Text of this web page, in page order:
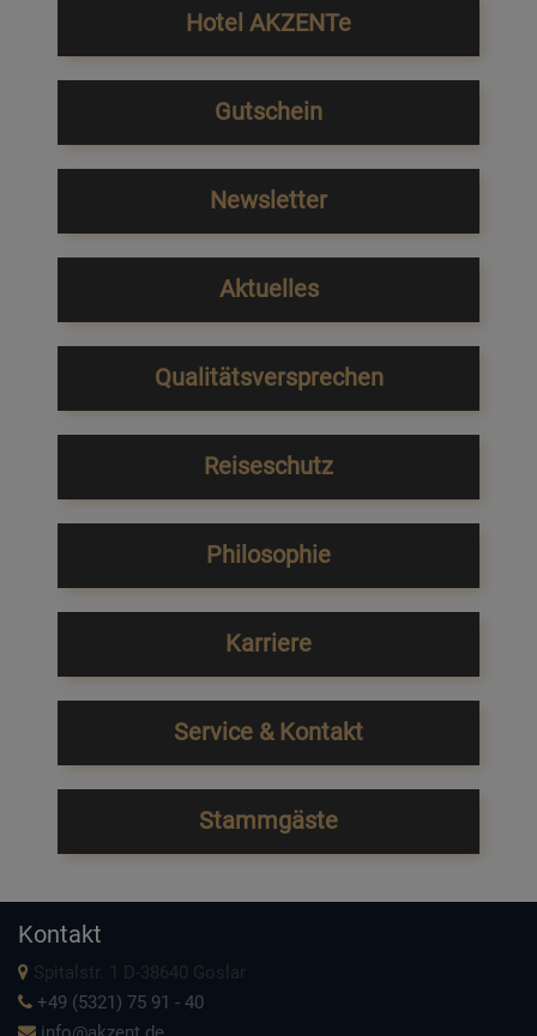
Hotel AKZENTe
Gutschein
Newsletter
Aktuelles
Qualitätsversprechen
Reiseschutz
Philosophie
Karriere
Service & Kontakt
Stammgäste
Kontakt
Spitalstr. 1 D-38640 Goslar
+49 (5321) 75 91 - 40